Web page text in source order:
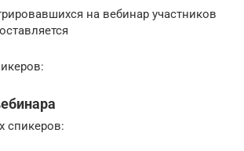
на вебинар участников
спикеров: